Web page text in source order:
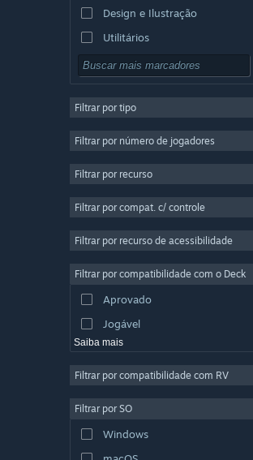
Design e Ilustração
Utilitários
Gratuito para Jogar
Multijogador Massivo
Casual
Simulação
Produção de Vídeo
Edição de Fotos
Filtrar por tipo
Filtrar por número de jogadores
Filtrar por recurso
Filtrar por compat. c/ controle
Filtrar por recurso de acessibilidade
Filtrar por compatibilidade com o Deck
Aprovado
Jogável
Saiba mais
Filtrar por compatibilidade com RV
Filtrar por SO
Windows